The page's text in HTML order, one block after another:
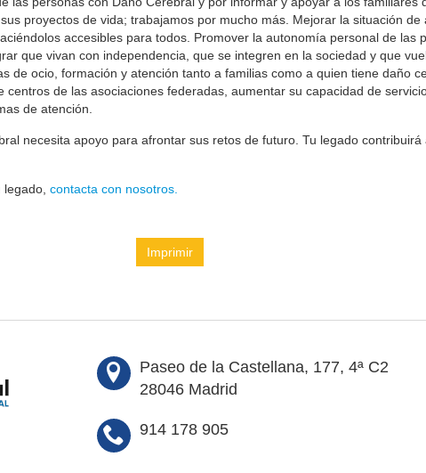
proyectos de vida; trabajamos por mucho más. Mejorar la situación de
accesibles para todos. Promover la autonomía personal de las
que vivan con independencia, que se integren en la sociedad y que
de ocio, formación y atención tanto a familias como a quien tiene daño
centros de las asociaciones federadas, aumentar su capacidad de
de atención.
necesita apoyo para afrontar sus retos de futuro. Tu legado contribuirá
contacta con nosotros.
Imprimir
Paseo de la Castellana, 177, 4ª C2
28046 Madrid
914 178 905